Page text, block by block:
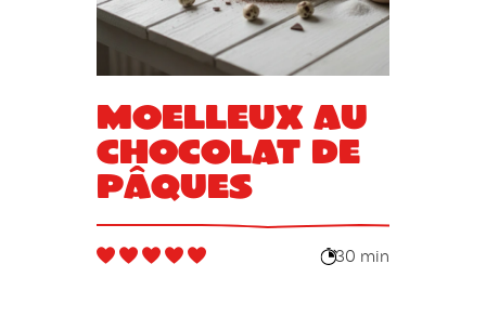
Moelleux au
chocolat de
Pâques
30 min